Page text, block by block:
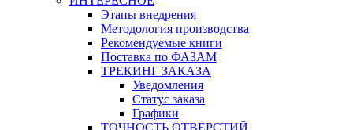
Этапы внедрения
Методология производства
Рекомендуемые книги
Поставка по ФАЗАМ
ТРЕКИНГ ЗАКАЗА
Уведомления
Статус заказа
Графики